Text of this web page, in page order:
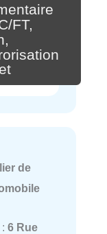
FT,
de
6 Rue